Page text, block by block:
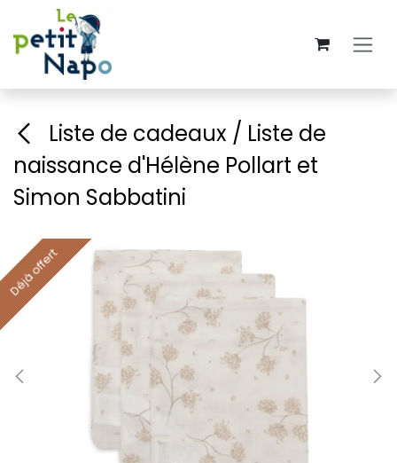
Se rendre au contenu
Liste de cadeaux / Liste de
naissance d'Hélène Pollart et
Simon Sabbatini
Déjà offert
Déjà offert